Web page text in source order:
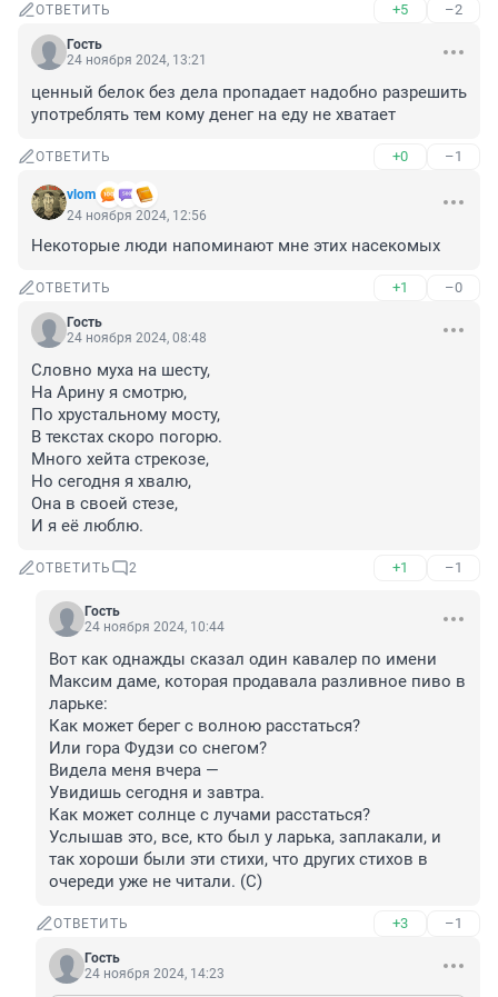
ОТВЕТИТЬ +5 –2
Гость
24 ноября 2024, 13:21
ценный белок без дела пропадает надобно разрешить
употреблять тем кому денег на еду не хватает
ОТВЕТИТЬ +0 –1
vlom
24 ноября 2024, 12:56
Некоторые люди напоминают мне этих насекомых
ОТВЕТИТЬ +1 –0
Гость
24 ноября 2024, 08:48
Словно муха на шесту,
На Арину я смотрю,
По хрустальному мосту,
В текстах скоро погорю.
Много хейта стрекозе,
Но сегодня я хвалю,
Она в своей стезе,
И я её люблю.
ОТВЕТИТЬ 2 +1 –1
Гость
24 ноября 2024, 10:44
Вот как однажды сказал один кавалер по имени
Максим даме, которая продавала разливное пиво в
ларьке:
Как может берег с волною расстаться?
Или гора Фудзи со снегом?
Видела меня вчера —
Увидишь сегодня и завтра.
Как может солнце с лучами расстаться?
Услышав это, все, кто был у ларька, заплакали, и
так хороши были эти стихи, что других стихов в
очереди уже не читали. (С)
ОТВЕТИТЬ +3 –1
Гость
24 ноября 2024, 14:23